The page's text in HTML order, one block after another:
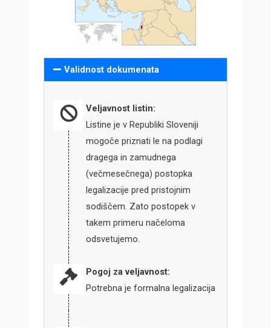
Validnost dokumenata
Veljavnost listin:
Listine je v Republiki Sloveniji
mogoče priznati le na podlagi
dragega in zamudnega
(večmesečnega) postopka
legalizacije pred pristojnim
sodiščem. Zato postopek v
takem primeru načeloma
odsvetujemo.
Pogoj za veljavnost:
Potrebna je formalna legalizacija